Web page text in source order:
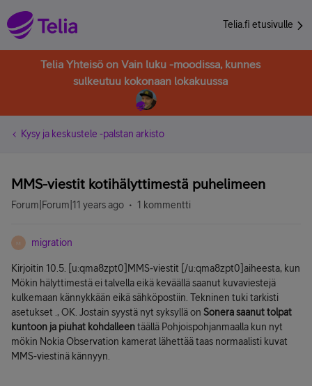
Telia.fi etusivulle
Telia Yhteisö on Vain luku -moodissa, kunnes
sulkeutuu kokonaan lokakuussa
Kysy ja keskustele -palstan arkisto
MMS-viestit kotihälyttimestä puhelimeen
Forum|Forum|11 years ago 1 kommentti
M migration
Kirjoitin 10.5. [u:qma8zpt0]MMS-viestit [/u:qma8zpt0]aiheesta, kun
Mökin hälyttimestä ei talvella eikä keväällä saanut kuvaviestejä
kulkemaan kännykkään eikä sähköpostiin. Tekninen tuki tarkisti
asetukset ., OK. Jostain syystä nyt syksyllä on Sonera saanut tolpat
kuntoon ja piuhat kohdalleentäällä Pohjoispohjanmaalla kun nyt
mökin Nokia Observation kamerat lähettää taas normaalisti kuvat
MMS-viestinä kännyyn.